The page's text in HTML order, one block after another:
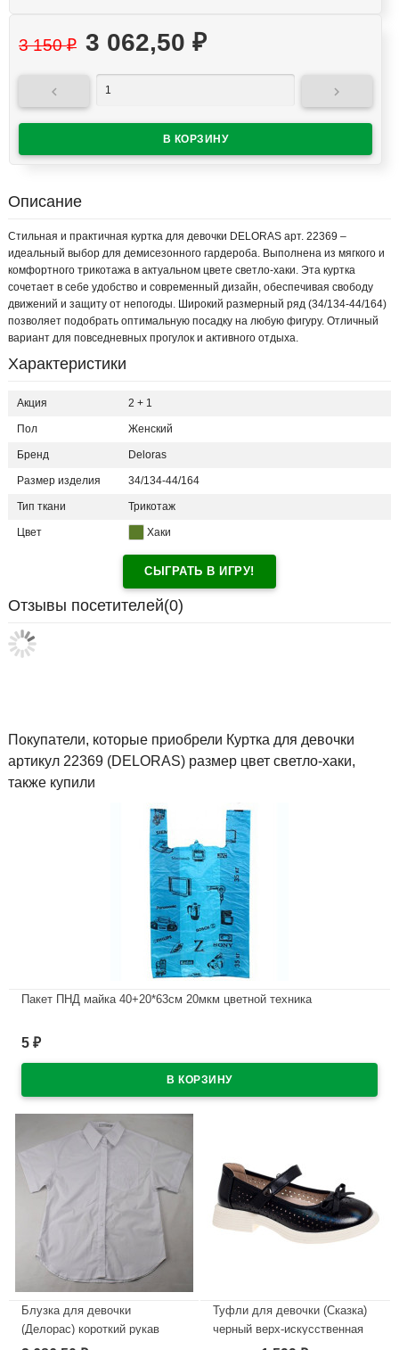
3 150₽ 3 062,50 ₽
 
Описание
Стильная и практичная куртка для девочки DELORAS арт. 22369 –
идеальный выбор для демисезонного гардероба. Выполнена из мягкого и
комфортного трикотажа в актуальном цвете светло-хаки. Эта куртка
сочетает в себе удобство и современный дизайн, обеспечивая свободу
движений и защиту от непогоды. Широкий размерный ряд (34/134-44/164)
позволяет подобрать оптимальную посадку на любую фигуру. Отличный
вариант для повседневных прогулок и активного отдыха.
Характеристики
Акция 2 + 1
Пол Женский
Бренд Deloras
Размер изделия 34/134-44/164
Тип ткани Трикотаж
Цвет Хаки
СЫГРАТЬ В ИГРУ!
Отзывы посетителей(0)
Покупатели, которые приобрели Куртка для девочки
артикул 22369 (DELORAS) размер цвет светло-хаки,
также купили
Пакет ПНД майка 40+20*63см 20мкм цветной техника
5 ₽
Блузка для девочки
(Делорас) короткий рукав
Туфли для девочки (Сказка)
черный верх-искусственная